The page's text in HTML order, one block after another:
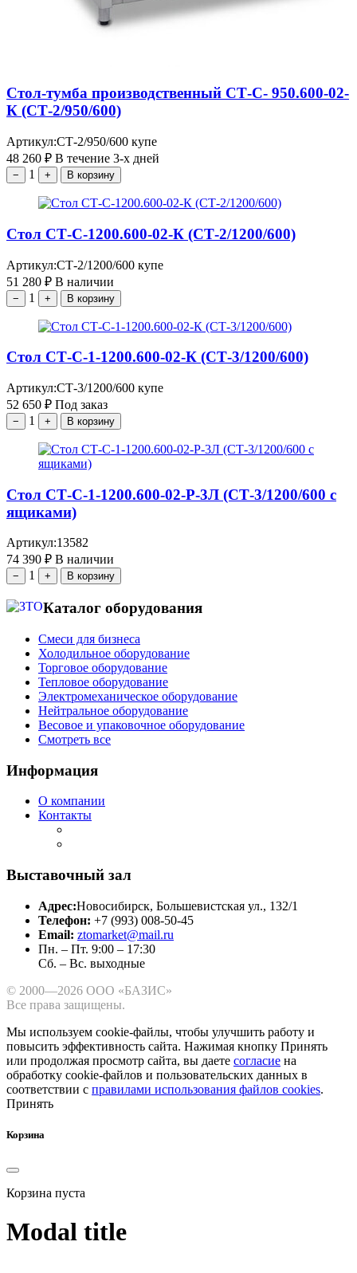
Стол-тумба производственный СТ-С- 950.600-02-
К (СТ-2/950/600)
Артикул:СТ-2/950/600 купе
48 260 ₽ В течение 3-х дней
− 1 + В корзину
Стол СТ-С-1200.600-02-К (СТ-2/1200/600)
Артикул:СТ-2/1200/600 купе
51 280 ₽ В наличии
− 1 + В корзину
Стол СТ-С-1-1200.600-02-К (СТ-3/1200/600)
Артикул:СТ-3/1200/600 купе
52 650 ₽ Под заказ
− 1 + В корзину
Стол СТ-С-1-1200.600-02-Р-3Л (СТ-3/1200/600 с
ящиками)
Артикул:13582
74 390 ₽ В наличии
− 1 + В корзину
Каталог оборудования
Смеси для бизнеса
Холодильное оборудование
Торговое оборудование
Тепловое оборудование
Электромеханическое оборудование
Нейтральное оборудование
Весовое и упаковочное оборудование
Смотреть все
Информация
О компании
Контакты
Выставочный зал
Адрес:Новосибирск, Большевистская ул., 132/1
Телефон: +7 (993) 008-50-45
Email: ztomarket@mail.ru
Пн. – Пт. 9:00 – 17:30
Сб. – Вс. выходные
© 2000—2026 ООО «БАЗИС»
Все права защищены.
Мы используем cookie-файлы, чтобы улучшить работу и
повысить эффективность сайта. Нажимая кнопку Принять
или продолжая просмотр сайта, вы даете согласие на
обработку cookie-файлов и пользовательских данных в
соответствии с правилами использования файлов cookies.
Принять
Корзина
Корзина пуста
Modal title